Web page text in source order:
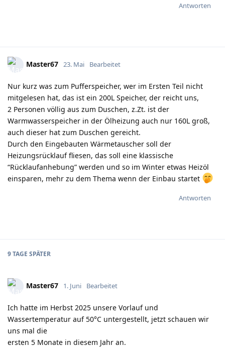
Antworten
Master67 23. Mai Bearbeitet
Nur kurz was zum Pufferspeicher, wer im Ersten Teil nicht
mitgelesen hat, das ist ein 200L Speicher, der reicht uns,
2 Personen völlig aus zum Duschen, z.Zt. ist der
Warmwasserspeicher in der Ölheizung auch nur 160L groß,
auch dieser hat zum Duschen gereicht.
Durch den Eingebauten Wärmetauscher soll der
Heizungsrücklauf fliesen, das soll eine klassische
“Rücklaufanhebung” werden und so im Winter etwas Heizöl
einsparen, mehr zu dem Thema wenn der Einbau startet
Antworten
9 TAGE SPÄTER
Master67 1. Juni Bearbeitet
Ich hatte im Herbst 2025 unsere Vorlauf und
Wassertemperatur auf 50°C untergestellt, jetzt schauen wir
uns mal die
ersten 5 Monate in diesem Jahr an.